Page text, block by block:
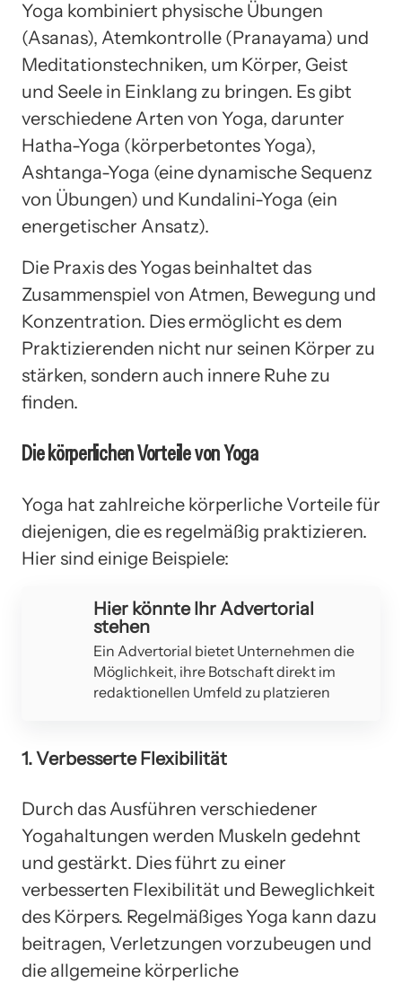
Yoga kombiniert physische Übungen
(Asanas), Atemkontrolle (Pranayama) und
Meditationstechniken, um Körper, Geist
und Seele in Einklang zu bringen. Es gibt
verschiedene Arten von Yoga, darunter
Hatha-Yoga (körperbetontes Yoga),
Ashtanga-Yoga (eine dynamische Sequenz
von Übungen) und Kundalini-Yoga (ein
energetischer Ansatz).
Die Praxis des Yogas beinhaltet das
Zusammenspiel von Atmen, Bewegung und
Konzentration. Dies ermöglicht es dem
Praktizierenden nicht nur seinen Körper zu
stärken, sondern auch innere Ruhe zu
finden.
Die körperlichen Vorteile von Yoga
Yoga hat zahlreiche körperliche Vorteile für
diejenigen, die es regelmäßig praktizieren.
Hier sind einige Beispiele:
Hier könnte Ihr Advertorial
stehen
Ein Advertorial bietet Unternehmen die
Möglichkeit, ihre Botschaft direkt im
redaktionellen Umfeld zu platzieren
1. Verbesserte Flexibilität
Durch das Ausführen verschiedener
Yogahaltungen werden Muskeln gedehnt
und gestärkt. Dies führt zu einer
verbesserten Flexibilität und Beweglichkeit
des Körpers. Regelmäßiges Yoga kann dazu
beitragen, Verletzungen vorzubeugen und
die allgemeine körperliche